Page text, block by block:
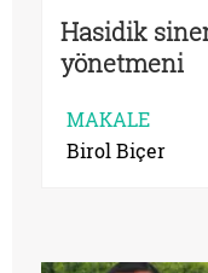
Hasidik
yönetmeni
MAKALE
Birol Biçer